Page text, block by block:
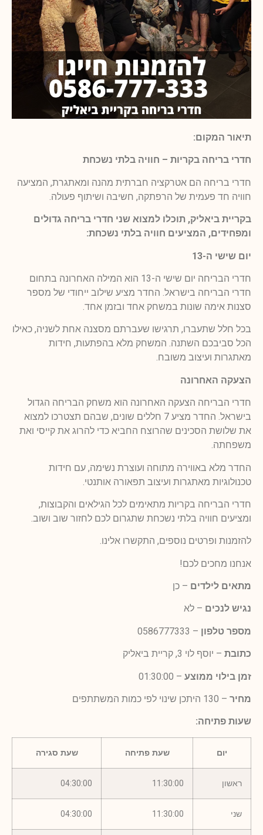
תיאור המקום:
חדרי בריחה בקריות – חוויה בלתי נשכחת
חדרי בריחה הם אטרקציה חברתית מהנה ומאתגרת, המציעה
חוויה חד פעמית של הרפתקה, חשיבה ושיתוף פעולה.
בקריית ביאליק, תוכלו למצוא שני חדרי בריחה גדולים
ומפחידים, המציעים חוויה בלתי נשכחת:
יום שישי ה-13
חדרי הבריחה יום שישי ה-13 הוא המילה האחרונה בתחום
חדרי הבריחה בישראל. החדר מציע שילוב ייחודי של מספר
סצנות אימה שונות במשחק אחד ובזמן אחד.
בכל חלל שתעברו, תרגישו שעברתם מסצנה אחת לשניה, כאילו
הכל סביבכם השתנה. המשחק מלא בהפתעות, חידות
מאתגרות ועיצוב משובח.
הצעקה האחרונה
חדרי הבריחה הצעקה האחרונה הוא משחק הבריחה הגדול
בישראל. החדר מציע 7 חללים שונים, שבהם תצטרכו למצוא
את שלושת הסכינים שהרוצח החביא כדי להרוג את קייסי ואת
משפחתה.
החדר מלא באווירה מתוחה ועוצרת נשימה, עם חידות
טכנולוגיות מאתגרות ועיצוב תפאורה אותנטי.
חדרי הבריחה בקריות מתאימים לכל הגילאים והקבוצות,
ומציעים חוויה בלתי נשכחת שתגרום לכם לחזור שוב ושוב.
להזמנות ופרטים נוספים, התקשרו אלינו.
אנחנו מחכים לכם!
מתאים לילדים – כן
נגיש לנכים – לא
מספר טלפון – 0586777333
כתובת – יוסף לוי 3, קריית ביאליק
זמן בילוי ממוצע – 01:30:00
מחיר – 130 היתכן שינוי לפי כמות המשתתפים
שעות פתיחה:
יום שעת פתיחה שעת סגירה
ראשון 11:30:00
04:30:00
שני 11:30:00
04:30:00